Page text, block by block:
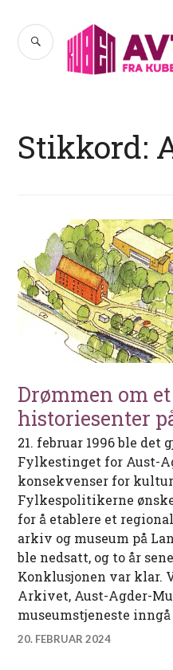
innhold
SØK
Stikkord:
Drømmen om
historiesenter
21. februar 1996 ble det
Fylkestinget for Aust-
konsekvenser for
Fylkespolitikerne
for å etablere et
arkiv og museum på
ble nedsatt, og to år
Konklusjonen var klar.
Arkivet, Aust-Agder-
museumstjeneste
20. FEBRUAR 2024